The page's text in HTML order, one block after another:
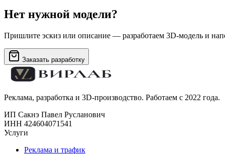
Нет нужной модели?
Пришлите эскиз или описание — разработаем 3D-модель и
Заказать разработку
Реклама, разработка и 3D-производство. Работаем с 2022 года.
ИП Сакнэ Павел Русланович
ИНН 424604071541
Услуги
Реклама и трафик